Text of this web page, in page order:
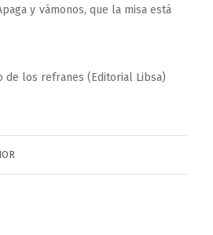
y vámonos, que la misa está
de los refranes (Editorial Libsa)